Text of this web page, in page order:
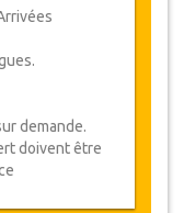
demande.
doivent être